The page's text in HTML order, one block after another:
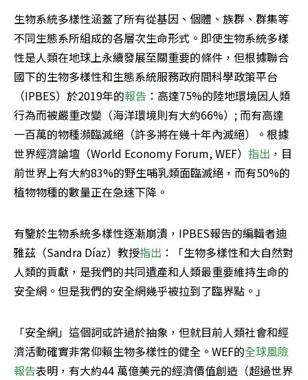
生物系統多樣性涵蓋了所有從基因、個體、族群、群集等
不同生態系所組成的各層次生命形式。即使生物系統多樣
性是人類在地球上永續發展至關重要的條件，但根據聯合
國下的生物多樣性和生態系統服務政府間科學政策平台
（IPBES）於2019年的報告 ：高達75%的陸地環境因人類
行為而被嚴重改變（海洋環境則有大約66%）; 而有高達
一百萬的物種瀕臨滅絕（許多將在幾十年內滅絕）。根據
世界經濟論壇（World Economy Forum, WEF） 指出 ，目
前世界上有大約83%的野生哺乳類面臨滅絕，而有50%的
植物物種的數量正在急速下降。
有鑒於生物系統多樣性逐漸崩潰，IPBES報告的編輯者迪
雅茲（Sandra Díaz）教授指出 ：「生物多樣性和大自然對
人類的貢獻，是我們的共同遺產和人類最重要維持生命的
安全網。但是我們的安全網幾乎被拉到了臨界點。」
「安全網」這個詞或許過於抽象，但就目前人類社會和經
濟活動確實非常仰賴生物多樣性的健全。WEF的全球風險
報告表明，有大約44 萬億美元的經濟價值創造（超過世界